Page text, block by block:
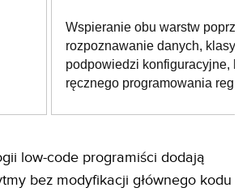
Wspieranie obu warstw
rozpoznawanie danych,
podpowiedzi konfiguracyjne,
ręcznego programowania reguł.
low-code programiści dodają
bez modyfikacji głównego kodu